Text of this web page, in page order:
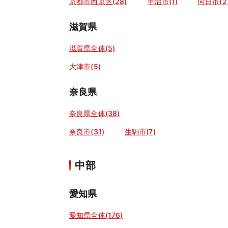
滋賀県
滋賀県全体(5)
大津市(5)
奈良県
奈良県全体(38)
奈良市(31) 生駒市(7)
中部
愛知県
愛知県全体(176)